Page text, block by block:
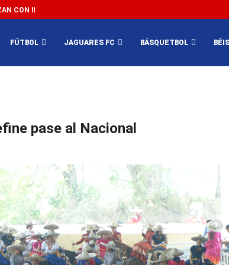
CON IMPEDIR EL MÉXICO VS SUDÁFRICA...
FÚTBOL JAGUARES FC BÁSQUETBOL
pase al Nacional